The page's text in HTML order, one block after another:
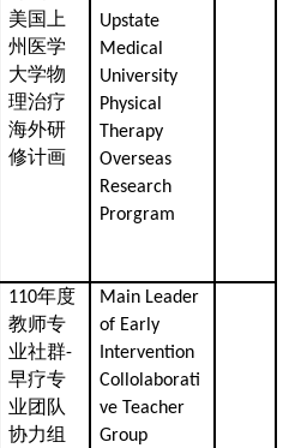
美国上
州医学
大学物
理治疗
海外研
修计画
Upstate
Medical
University
Physical
Therapy
Overseas
Research
Prorgram
110年度
教师专
业社群-
早疗专
业团队
协力组
Main Leader
of Early
Intervention
Collolaborati
ve Teacher
Group